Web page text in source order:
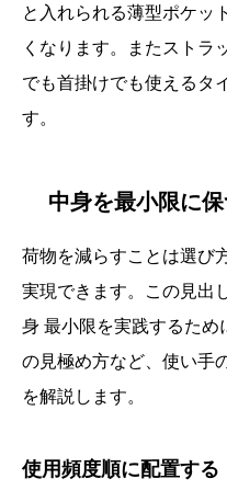
と入れられる薄型ポケッ
くなります。またストラ
でも首掛けでも使えるタ
す。
中身を最小限に
荷物を減らすことは選び
実現できます。この見出
身 最小限を実践するため
の見極め方など、使い手
を解説します。
使用頻度順に配置する